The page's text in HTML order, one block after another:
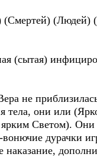
(Людей)
(сытая)
не
тела, они или
ярким Светом).
дурачки